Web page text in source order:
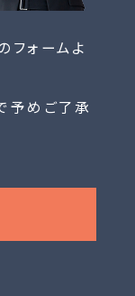
フォームよ
予めご了承